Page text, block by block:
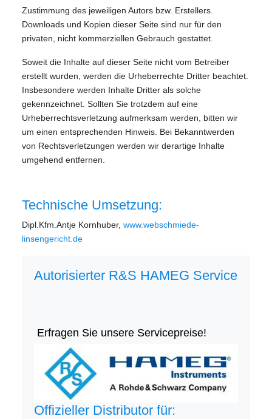
Zustimmung des jeweiligen Autors bzw. Erstellers.
Downloads und Kopien dieser Seite sind nur für den
privaten, nicht kommerziellen Gebrauch gestattet.
Soweit die Inhalte auf dieser Seite nicht vom Betreiber
erstellt wurden, werden die Urheberrechte Dritter beachtet.
Insbesondere werden Inhalte Dritter als solche
gekennzeichnet. Sollten Sie trotzdem auf eine
Urheberrechtsverletzung aufmerksam werden, bitten wir
um einen entsprechenden Hinweis. Bei Bekanntwerden
von Rechtsverletzungen werden wir derartige Inhalte
umgehend entfernen.
Technische Umsetzung:
Dipl.Kfm.Antje Kornhuber,www.webschmiede-
linsengericht.de
Autorisierter R&S HAMEG Service
Erfragen Sie unsere Servicepreise!
Offizieller Distributor für: